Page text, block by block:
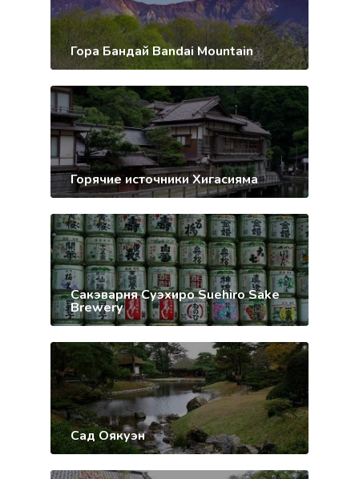
Гора Бандай Bandai Mountain
Горячие источники Хигасияма
Сакэварня Суэхиро Suehiro Sake
Brewery
Сад Оякуэн